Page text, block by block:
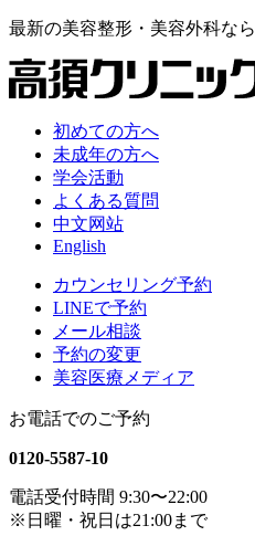
最新の美容整形・美容外科なら
初めての方へ
未成年の方へ
学会活動
よくある質問
中文网站
English
カウンセリング予約
LINEで予約
メール相談
予約の変更
美容医療メディア
お電話でのご予約
0120-5587-10
電話受付時間 9:30〜22:00
※日曜・祝日は21:00まで